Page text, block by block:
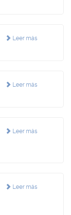
Leer más
Leer más
Leer más
Leer más